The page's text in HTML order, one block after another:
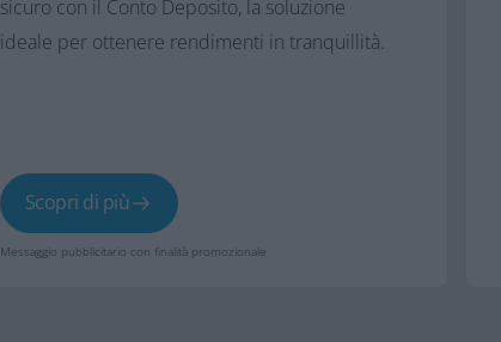
sicuro con il Conto Deposito, la soluzione
ideale per ottenere rendimenti in tranquillità.
Scopri di più
Messaggio pubblicitario con finalità promozionale